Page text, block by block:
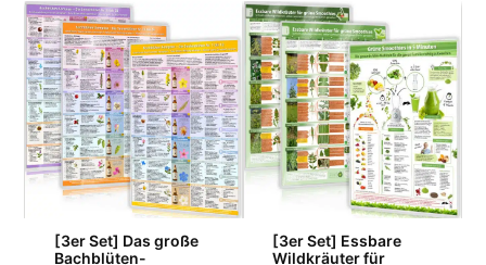
[3er Set] Das große
Bachblüten-
[3er Set] Essbare
Wildkräuter für